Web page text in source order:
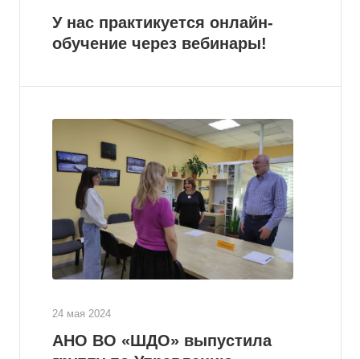
У нас практикуется онлайн-
обучение через вебинары!
24 мая 2024
АНО ВО «ШДО» выпустила